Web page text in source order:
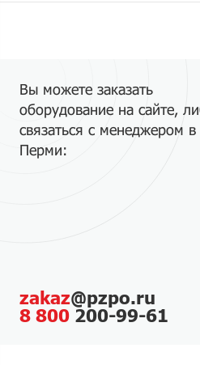
Вы можете заказать
оборудование на сайте,
связаться с менеджером в
Перми:
zakaz@pzpo.ru
8 800 200-99-61